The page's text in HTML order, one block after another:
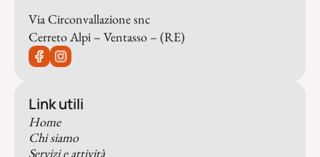
Via Circonvallazione snc
Cerreto Alpi – Ventasso – (RE)
Link utili
Home
Chi siamo
Servizi e attività